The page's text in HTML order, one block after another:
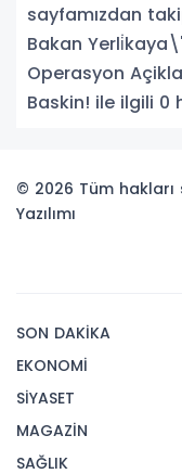
sayfamızdan
Bakan
Operasyon
Baskin! ile ilgili 0
© 2026 Tüm hakları
Yazılımı
SON DAKİKA
EKONOMİ
SİYASET
MAGAZİN
SAĞLIK